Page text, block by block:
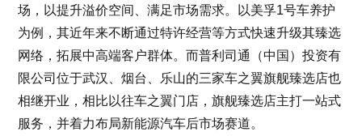
场，以提升溢价空间、满足市场需求。以美孚1号车养护
为例，其近年来不断通过特许经营等方式快速升级其臻选
网络，拓展中高端客户群体。而普利司通（中国）投资有
限公司位于武汉、烟台、乐山的三家车之翼旗舰臻选店也
相继开业，相比以往车之翼门店，旗舰臻选店主打一站式
服务，并着力布局新能源汽车后市场赛道。